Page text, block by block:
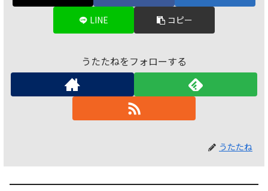
LINE コピー
うたたねをフォローする
うたたね